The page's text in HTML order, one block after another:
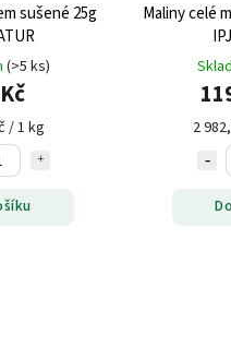
sušené 25g
(>5 ks)
/ 1 kg
Maliny celé
2